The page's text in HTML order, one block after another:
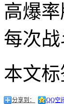
高爆
每次
本文标
分享到： QQ空